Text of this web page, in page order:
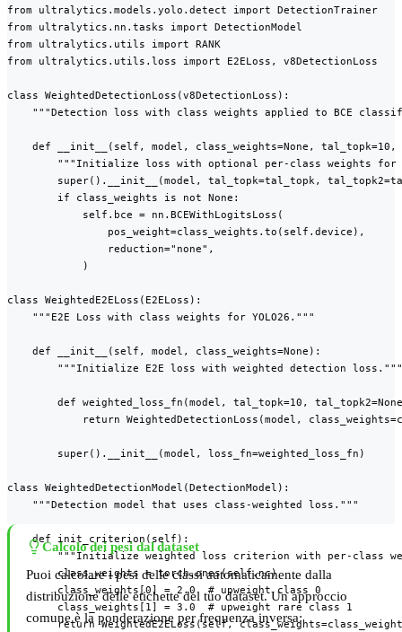
from ultralytics.models.yolo.detect import DetectionTrainer
from ultralytics.nn.tasks import DetectionModel
from ultralytics.utils import RANK
from ultralytics.utils.loss import E2ELoss, v8DetectionLoss
class WeightedDetectionLoss(v8DetectionLoss):
"""Detection loss with class weights applied to BCE
def __init__(self, model, class_weights=None, tal_topk=10,
"""Initialize loss with optional per-class weights for
super().__init__(model, tal_topk=tal_topk,
        if class_weights is not None:
            self.bce = nn.BCEWithLogitsLoss(
                pos_weight=class_weights.to(self.device),
                reduction="none",
            )
class WeightedE2ELoss(E2ELoss):
    """E2E Loss with class weights for YOLO26."""
    def __init__(self, model, class_weights=None):
        """Initialize E2E loss with weighted detection loss."""
def weighted_loss_fn(model, tal_topk=10,
return WeightedDetectionLoss(model,
        super().__init__(model, loss_fn=weighted_loss_fn)
class WeightedDetectionModel(DetectionModel):
    """Detection model that uses class-weighted loss."""
    def init_criterion(self):
"""Initialize weighted loss criterion with per-class
        class_weights = torch.ones(self.nc)
        class_weights[0] = 2.0  # upweight class 0
        class_weights[1] = 3.0  # upweight rare class 1
return WeightedE2ELoss(self,
Calcolo dei pesi dal dataset
Puoi calcolare i pesi delle classi automaticamente dalla
distribuzione delle etichette del tuo dataset. Un approccio
comune è la ponderazione per frequenza inversa: